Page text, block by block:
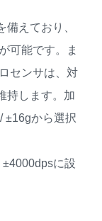
えており、
可能です。ま
センサは、対
持します。加
±16gから選択
に設